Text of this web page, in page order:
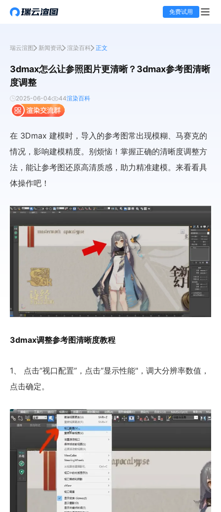
免费试用
瑞云渲图 新闻资讯 渲染百科 正文
3dmax怎么让参照图片更清晰？3dmax参考图清晰
度调整
2025-06-04 44渲染百科
在 3Dmax 建模时，导入的参考图常出现模糊、马赛克的
情况，影响建模精度。别烦恼！掌握正确的清晰度调整方
法，能让参考图还原高清质感，助力精准建模。来看看具
体操作吧！
3dmax调整参考图清晰度教程
1、 点击“视口配置”，点击“显示性能"，调大分辨率数值，
点击确定。